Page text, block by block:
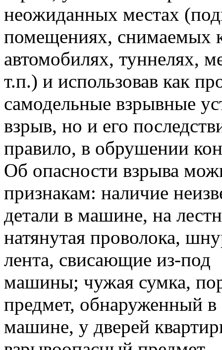
неожиданных местах
помещениях, снимаемых
автомобилях, туннелях,
т.п.) и использовав как
самодельные взрывные
взрыв, но и его
правило, в обрушении
Об опасности взрыва
признакам: наличие
детали в машине, на
натянутая проволока,
лента, свисающие из-под
машины; чужая сумка,
предмет, обнаруженный в
машине, у дверей